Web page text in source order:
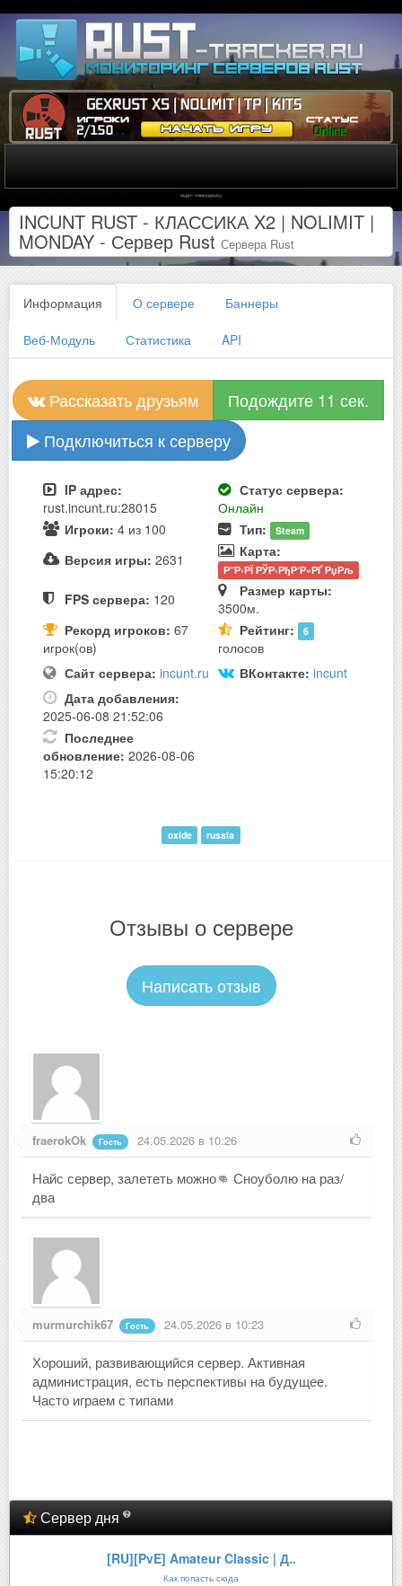
INCUNT RUST - КЛАССИКА X2 | NOLIMIT |
MONDAY - Сервер Rust Сервера Rust
Информация О сервере Баннеры
Веб-Модуль Статистика API
Рассказать друзьям
Подождите 10 сек.
Подключиться к серверу
IP адрес:
rust.incunt.ru:28015
Статус сервера:
Онлайн
Игроки: 4 из 100 Тип: Steam
Версия игры: 2631 Карта:
Р”Р›РЇ РЎР›РђР‘Р«РҐ РџРљ
FPS сервера: 120
Размер карты:
3500м.
Рекорд игроков: 67
игрок(ов)
Рейтинг: 6
голосов
Сайт сервера: incunt.ru ВКонтакте: incunt
Дата добавления:
2025-06-08 21:52:06
Последнее
обновление: 2026-08-06
15:20:12
oxide russia
Отзывы о сервере
Написать отзыв
fraerokOk Гость 24.05.2026 в 10:26
Найс сервер, залететь можно👊 Сноуболю на раз/
два
murmurchik67 Гость 24.05.2026 в 10:23
Хороший, развивающийся сервер. Активная
администрация, есть перспективы на будущее.
Часто играем с типами
Сервер дня
[RU][PvE] Amateur Classic | Д..
Как попасть сюда